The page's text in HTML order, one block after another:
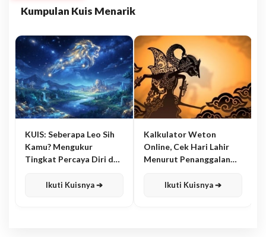
Kumpulan Kuis Menarik
KUIS: Seberapa Leo Sih
Kamu? Mengukur
Tingkat Percaya Diri dan
Ikuti Kuisnya ➔
Kalkulator Weton
Online, Cek Hari Lahir
Menurut Penanggalan
Ikuti Kuisnya ➔